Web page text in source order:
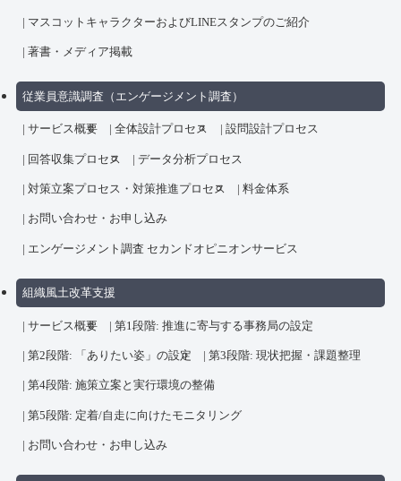
マスコットキャラクターおよびLINEスタンプのご紹介
著書・メディア掲載
従業員意識調査（エンゲージメント調査）
サービス概要 全体設計プロセス 設問設計プロセス
回答収集プロセス データ分析プロセス
対策立案プロセス・対策推進プロセス 料金体系
お問い合わせ・お申し込み
エンゲージメント調査 セカンドオピニオンサービス
組織風土改革支援
サービス概要 第1段階: 推進に寄与する事務局の設定
第2段階: 「ありたい姿」の設定 第3段階: 現状把握・課題整理
第4段階: 施策立案と実行環境の整備
第5段階: 定着/自走に向けたモニタリング
お問い合わせ・お申し込み